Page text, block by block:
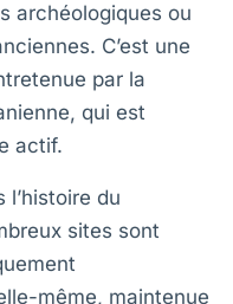
archéologiques ou
C’est une
par la
qui est
actif.
l’histoire du
sites sont
même, maintenue